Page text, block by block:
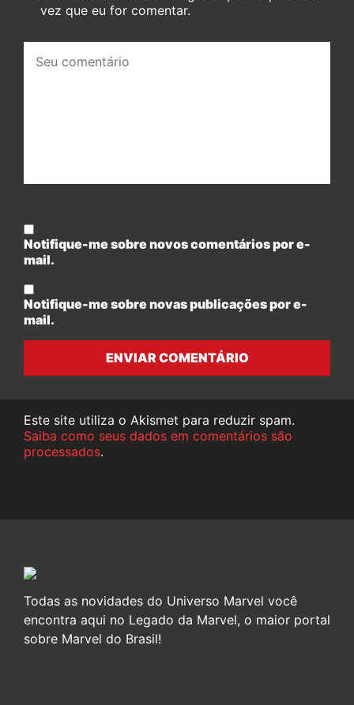
vez que eu for comentar.
comentário:
Notifique-me sobre novos comentários por e-
mail.
Notifique-me sobre novas publicações por e-
mail.
ENVIAR COMENTÁRIO
Este site utiliza o Akismet para reduzir spam.
Saiba como seus dados em comentários são
processados.
Todas as novidades do Universo Marvel você
encontra aqui no Legado da Marvel, o maior portal
sobre Marvel do Brasil!